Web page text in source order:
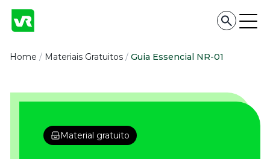
Conteúdo
Confira nossos conteúdos
Home / Materiais Gratuitos / Guia Essencial NR-01
Material gratuito